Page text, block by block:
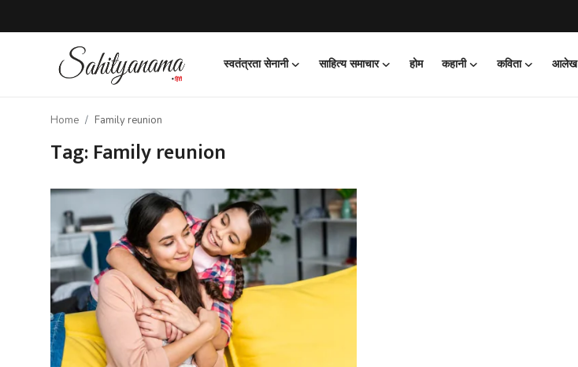
स्वतंत्रता सेनानी साहित्य समाचार होम कहानी कविता आलेख
Register
Home Family reunion
Tag: Family reunion